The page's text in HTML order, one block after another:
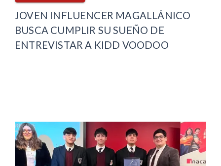
JOVEN INFLUENCER MAGALLÁNICO
BUSCA CUMPLIR SU SUEÑO DE
ENTREVISTAR A KIDD VOODOO